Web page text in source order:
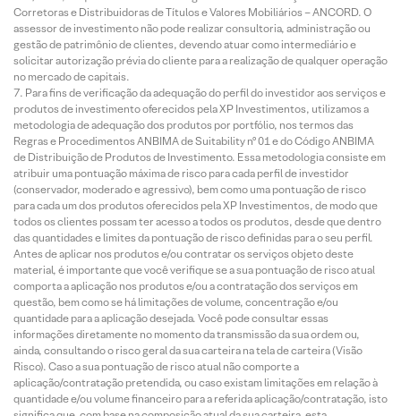
Corretoras e Distribuidoras de Títulos e Valores Mobiliários – ANCORD. O
assessor de investimento não pode realizar consultoria, administração ou
gestão de patrimônio de clientes, devendo atuar como intermediário e
solicitar autorização prévia do cliente para a realização de qualquer operação
no mercado de capitais.
Para fins de verificação da adequação do perfil do investidor aos serviços e
produtos de investimento oferecidos pela XP Investimentos, utilizamos a
metodologia de adequação dos produtos por portfólio, nos termos das
Regras e Procedimentos ANBIMA de Suitability nº 01 e do Código ANBIMA
de Distribuição de Produtos de Investimento. Essa metodologia consiste em
atribuir uma pontuação máxima de risco para cada perfil de investidor
(conservador, moderado e agressivo), bem como uma pontuação de risco
para cada um dos produtos oferecidos pela XP Investimentos, de modo que
todos os clientes possam ter acesso a todos os produtos, desde que dentro
das quantidades e limites da pontuação de risco definidas para o seu perfil.
Antes de aplicar nos produtos e/ou contratar os serviços objeto deste
material, é importante que você verifique se a sua pontuação de risco atual
comporta a aplicação nos produtos e/ou a contratação dos serviços em
questão, bem como se há limitações de volume, concentração e/ou
quantidade para a aplicação desejada. Você pode consultar essas
informações diretamente no momento da transmissão da sua ordem ou,
ainda, consultando o risco geral da sua carteira na tela de carteira (Visão
Risco). Caso a sua pontuação de risco atual não comporte a
aplicação/contratação pretendida, ou caso existam limitações em relação à
quantidade e/ou volume financeiro para a referida aplicação/contratação, isto